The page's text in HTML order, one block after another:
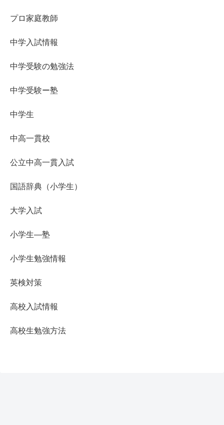
プロ家庭教師
中学入試情報
中学受験の勉強法
中学受験ー塾
中学生
中高一貫校
公立中高一貫入試
国語辞典（小学生）
大学入試
小学生―塾
小学生勉強情報
英検対策
高校入試情報
高校生勉強方法